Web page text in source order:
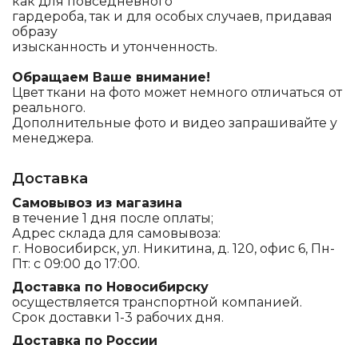
гардероба, так и для особых случаев, придавая
образу
изысканность и утонченность.
Обращаем Ваше внимание!
Цвет ткани на фото может немного отличаться от
реального.
Дополнительные фото и видео запрашивайте у
менеджера.
Доставка
Самовывоз из магазина
в течение 1 дня после оплаты;
Адрес склада для самовывоза:
г. Новосибирск, ул. Никитина, д. 120, офис 6, Пн-
Пт: с 09:00 до 17:00.
Доставка по Новосибирску
осуществляется транспортной компанией.
Срок доставки 1-3 рабочих дня.
Доставка по России